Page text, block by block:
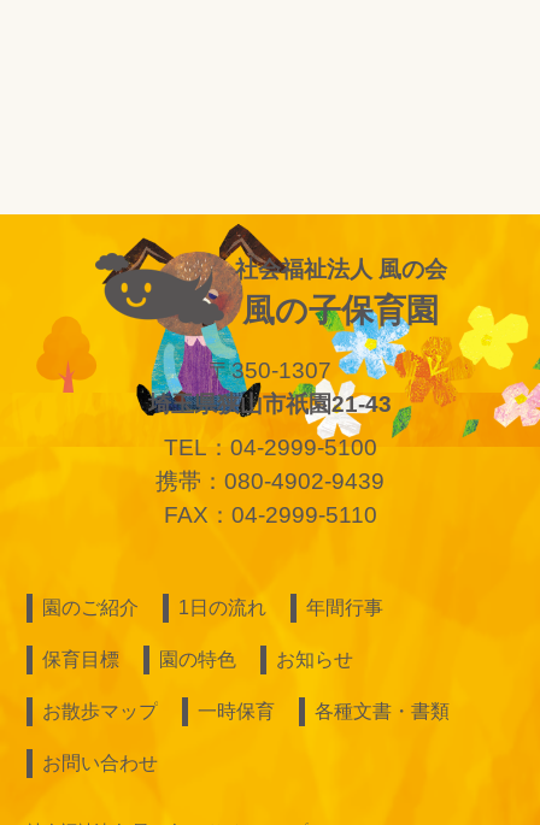
社会福祉法人 風の会
風の子保育園
〒350-1307
埼玉県狭山市祇園21-43
TEL：04-2999-5100
携帯：080-4902-9439
FAX：04-2999-5110
園のご紹介 1日の流れ 年間行事
保育目標 園の特色 お知らせ
お散歩マップ 一時保育 各種文書・書類
お問い合わせ